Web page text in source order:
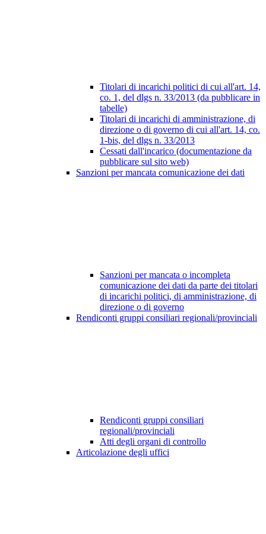
Titolari di incarichi politici di cui all'art. 14,
co. 1, del dlgs n. 33/2013 (da pubblicare in
tabelle)
Titolari di incarichi di amministrazione, di
direzione o di governo di cui all'art. 14, co.
1-bis, del dlgs n. 33/2013
Cessati dall'incarico (documentazione da
pubblicare sul sito web)
Sanzioni per mancata comunicazione dei dati
Sanzioni per mancata o incompleta
comunicazione dei dati da parte dei titolari
di incarichi politici, di amministrazione, di
direzione o di governo
Rendiconti gruppi consiliari regionali/provinciali
Rendiconti gruppi consiliari
regionali/provinciali
Atti degli organi di controllo
Articolazione degli uffici